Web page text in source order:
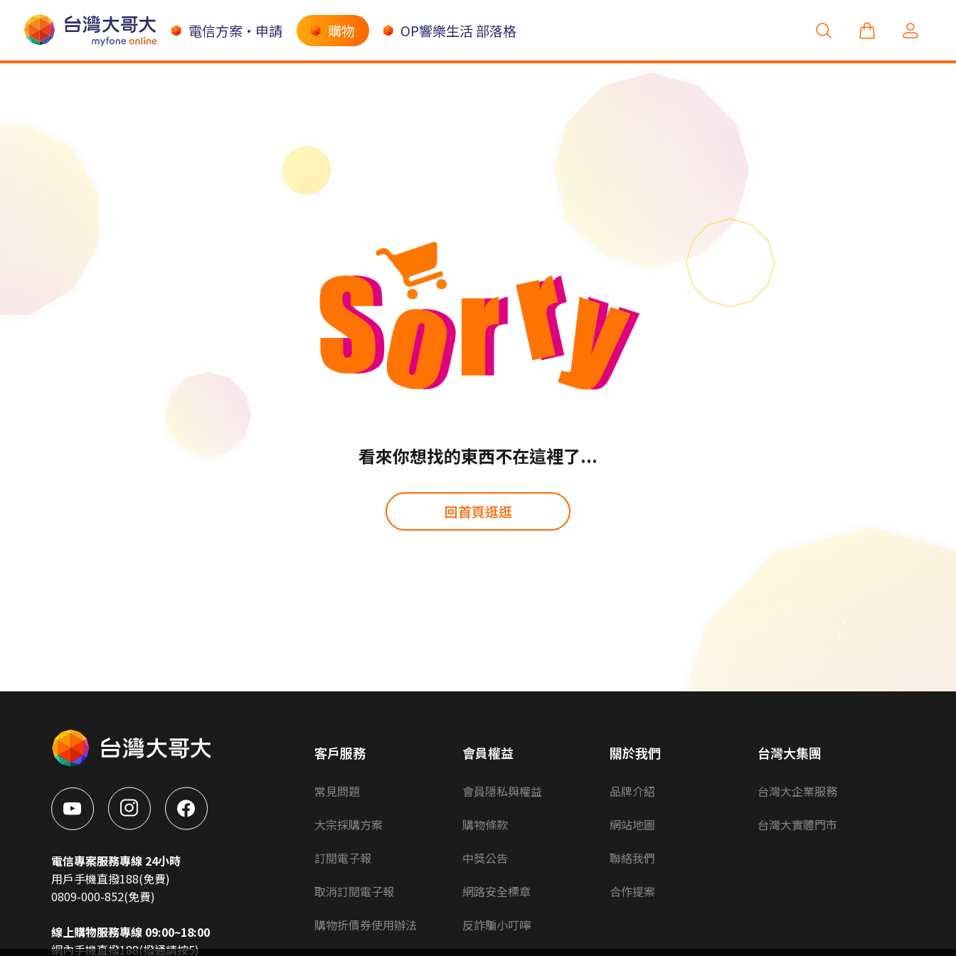
電信方案•申請 購物 OP響樂生活 部落格
看來你想找的東西不在這裡了...
回首頁逛逛
電信專案服務專線 24小時
用戶手機直撥188(免費)
0809-000-852(免費)
線上購物服務專線 09:00~18:00
網內手機直撥188(撥通請按5)
客戶服務
常見問題
大宗採購方案
訂閱電子報
取消訂閱電子報
購物折價券使用辦法
會員權益
會員隱私與權益
購物條款
中獎公告
網路安全標章
反詐騙小叮嚀
關於我們
品牌介紹
網站地圖
聯絡我們
合作提案
台灣大集團
台灣大企業服務
台灣大實體門市